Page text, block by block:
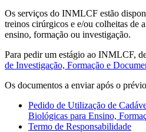
Os serviços do INMLCF estão
treinos cirúrgicos e e/ou colheitas de
ensino, formação ou investigação.
Para pedir um estágio ao INMLCF,
de Investigação, Formação e
Os documentos a enviar após o
Pedido de Utilização de
Biológicas para Ensino,
Termo de Responsabilidade